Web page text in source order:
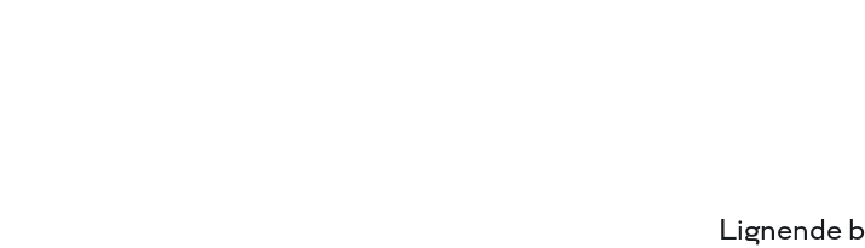
Lignende